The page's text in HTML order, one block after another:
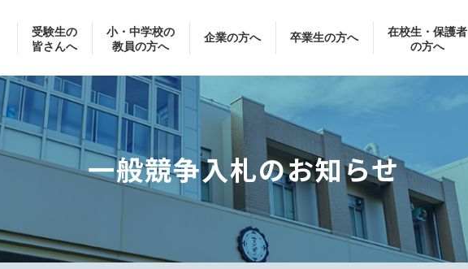
受験生の
皆さんへ
小・中学校の
教員の方へ
企業の方へ 卒業生の方へ
在校生・保護者
の方へ
一般競争入札のお知らせ